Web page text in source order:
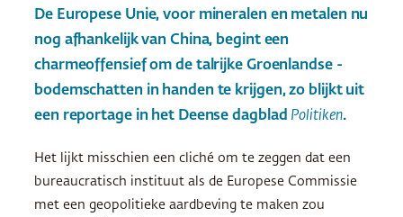
De Europese Unie, voor mineralen en metalen nu
nog afhankelijk van China, begint een
charmeoffensief om de talrijke Groenlandse ­
bodemschatten in handen te krijgen, zo blijkt uit
een reportage in het Deense dagblad Politiken.
Het lijkt misschien een cliché om te zeggen dat een
bureaucratisch instituut als de Europese Commissie
met een geopolitieke aardbeving te maken zou